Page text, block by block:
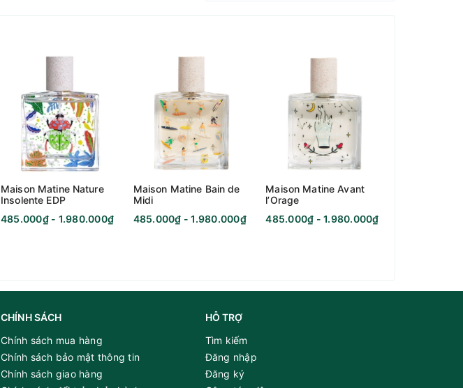
Maison Matine Nature
Insolente EDP
485.000₫ - 1.980.000₫
Maison Matine Bain de
Midi
485.000₫ - 1.980.000₫
Maison Matine Avant
l’Orage
485.000₫ - 1.980.000₫
CHÍNH SÁCH
Chính sách mua hàng
Chính sách bảo mật thông tin
Chính sách giao hàng
HỖ TRỢ
Tìm kiếm
Đăng nhập
Đăng ký